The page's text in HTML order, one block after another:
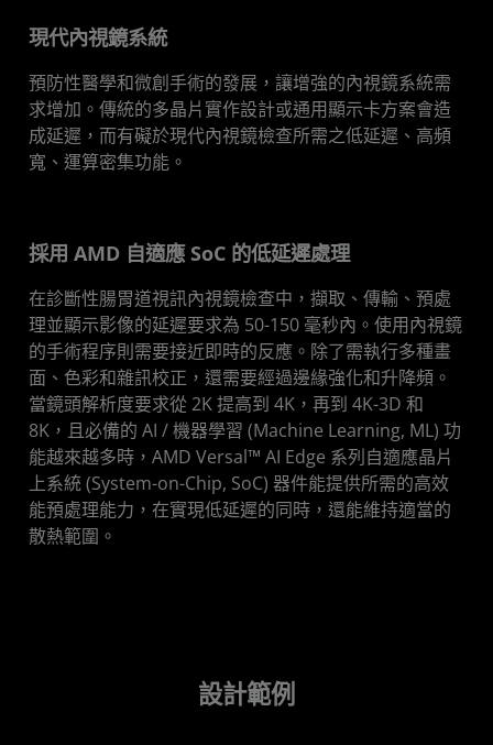
取得聯絡
現代內視鏡系統
預防性醫學和微創手術的發展，讓增強的內視鏡系統需
求增加。傳統的多晶片實作設計或通用顯示卡方案會造
成延遲，而有礙於現代內視鏡檢查所需之低延遲、高頻
寬、運算密集功能。
採用 AMD 自適應 SoC 的低延遲處理
在診斷性腸胃道視訊內視鏡檢查中，擷取、傳輸、預處
理並顯示影像的延遲要求為 50-150 毫秒內。使用內視鏡
的手術程序則需要接近即時的反應。除了需執行多種畫
面、色彩和雜訊校正，還需要經過邊緣強化和升降頻。
當鏡頭解析度要求從 2K 提高到 4K，再到 4K-3D 和
8K，且必備的 AI / 機器學習 (Machine Learning, ML) 功
能越來越多時，AMD Versal™ AI Edge 系列自適應晶片
上系統 (System-on-Chip, SoC) 器件能提供所需的高效
能預處理能力，在實現低延遲的同時，還能維持適當的
散熱範圍。
設計範例